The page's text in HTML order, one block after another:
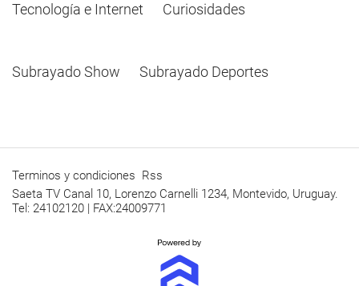
Tecnología e Internet
Curiosidades
Subrayado Show Subrayado Deportes
Terminos y condiciones Rss
Saeta TV Canal 10, Lorenzo Carnelli 1234, Montevido, Uruguay.
Tel: 24102120 | FAX:24009771